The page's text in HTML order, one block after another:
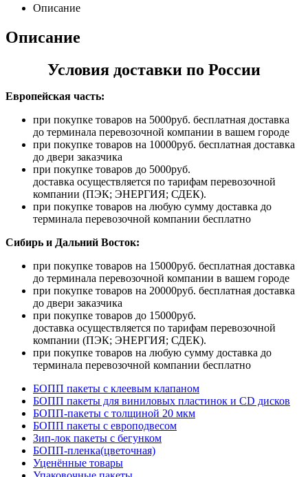
Описание
Описание
Условия доставки по России
Европейская часть:
при покупке товаров на 5000руб. бесплатная доставка
до терминала перевозочной компании в вашем городе
при покупке товаров на 10000руб. бесплатная доставка
до двери заказчика
при покупке товаров до 5000руб.
доставка осуществляется по тарифам перевозочной
компании (ПЭК; ЭНЕРГИЯ; СДЕК).
при покупке товаров на любую сумму доставка до
терминала перевозочной компании бесплатно
Сибирь и Дальний Восток:
при покупке товаров на 15000руб. бесплатная доставка
до терминала перевозочной компании в вашем городе
при покупке товаров на 20000руб. бесплатная доставка
до двери заказчика
при покупке товаров до 15000руб.
доставка осуществляется по тарифам перевозочной
компании (ПЭК; ЭНЕРГИЯ; СДЕК).
при покупке товаров на любую сумму доставка до
терминала перевозочной компании бесплатно
БОПП пакеты с клеевым клапаном
БОПП пакеты для виниловых пластинок и CD дисков
БОПП-пакеты с толщиной 20 мкм
БОПП пакеты с европодвесом
Зип-лок пакеты с бегунком
БОПП-пленка(цветочная)
Уценённые товары